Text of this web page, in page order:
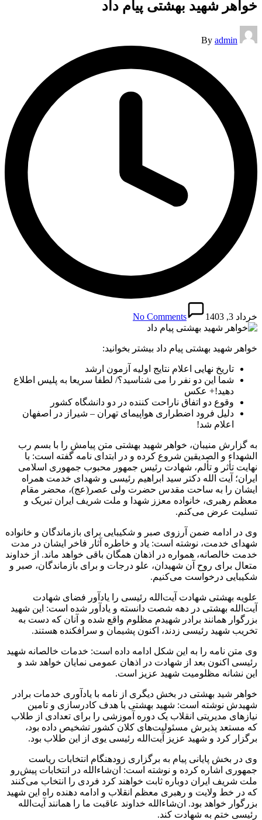
خواهر شهید بهشتی پیام داد
Posted
by
By admin
خرداد 3, 1403 No Comments
خواهر شهید بهشتی پیام داد بیشتر بخوانید:
تاریخ نهایی اعلام نتایج اولیه آزمون ارشد
شما این دو نفر را می شناسید؟/ لطفا سریعا به پلیس اطلاع
دهید!+ عکس
وقوع دو اتفاق ناراحت کننده در دو دانشگاه کشور
دلیل فرود اضطراری هواپیمای تهران – شیراز در اصفهان
اعلام شد!
به گزارش منیبان، خواهر شهید بهشتی متن پیامش را با بسم رب
الشهداء و الصدیقین شروع کرده و در ابتدای نامه گفته است: با
نهایت تأثر و تألم، شهادت رئیس جمهور محبوب جمهوری اسلامی
ایران؛ آیت الله دکتر سید ابراهیم رئیسی و شهدای خدمت همراه
ایشان را به ساحت مقدس حضرت ولی عصر(عج)، محضر مقام
معظم رهبری، خانواده معزز شهدا و ملت شریف ایران تبریک و
تسلیت عرض می‌کنم.
وی در ادامه ضمن آرزوی صبر و شکیبایی برای بازماندگان و خانواده
شهدای خدمت، نوشته است: یاد و خاطره آثار فاخر ایشان در مدت
خدمت خالصانه، همواره در اذهان همگان باقی خواهد ماند. از خداوند
متعال برای روح آن شهیدان، علو درجات و برای بازماندگان، صبر و
شکیبایی درخواست می‌کنیم.
علویه بهشتی شهادت آیت‌الله رئیسی را یادآور فضای شهادت
آیت‌الله بهشتی در دهه شصت دانسته و یادآور شده است: این شهید
بزرگوار همانند برادر شهیدم مظلوم واقع شده و آنان که دست به
تخریب شهید رئیسی زدند، اکنون پشیمان و سرافکنده هستند.
وی متن نامه را به این شکل ادامه داده است: خدمات خالصانه شهید
رئیسی اکنون بعد از شهادت در اذهان عمومی نمایان خواهد شد و
این نشانه مظلومیت شهید عزیز است.
خواهر شید بهشتی در بخش دیگری از نامه با یادآوری خدمات برادر
شهیدش نوشته است: شهید بهشتی با هدف کادرسازی و تامین
نیازهای مدیریتی انقلاب یک دوره آموزشی را برای تعدادی از طلاب
که مستعد پذیرش مسئولیت‌های کلان کشور تشخیص داده بود،
برگزار کرد و شهید عزیز آیت‌الله رئیسی یوی از این طلاب بود.
وی در بخش پایانی پیام به برگزاری زودهنگام انتخابات ریاست
جمهوری اشاره کرده و نوشته است: ان‌شاءالله در انتخابات پیش‌رو
ملت شریف ایران دوباره ثابت خواهند کرد فردی را انتخاب می‌کنند
که در خط ولایت و رهبری معظم انقلاب و ادامه دهنده راه این شهید
بزرگوار خواهد بود. ان‌شاء‌الله خداوند عاقبت ما را همانند آیت‌الله
رئیسی ختم به شهادت کند.